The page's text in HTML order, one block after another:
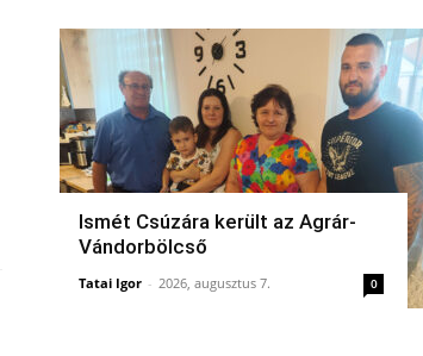
Ismét Csúzára került az Agrár-
Vándorbölcső
Tatai Igor - 2026, augusztus 7. 0